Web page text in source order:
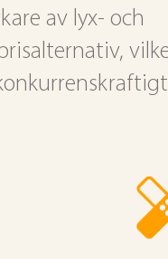
av lyx- och